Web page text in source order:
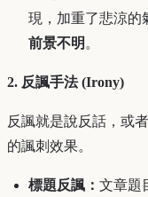
現，加重了悲涼的
前景不明 。
2. 反諷手法 (Irony)
反諷就是說反話，或
的諷刺效果。
標題反諷： 文章題